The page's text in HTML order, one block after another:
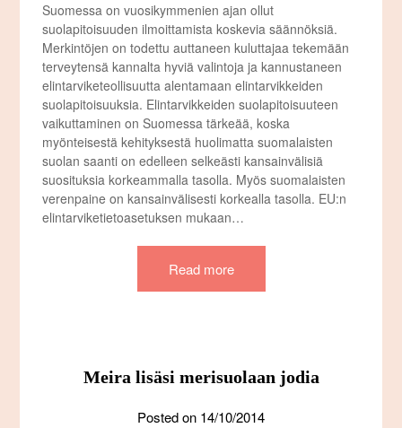
Suomessa on vuosikymmenien ajan ollut
suolapitoisuuden ilmoittamista koskevia säännöksiä.
Merkintöjen on todettu auttaneen kuluttajaa tekemään
terveytensä kannalta hyviä valintoja ja kannustaneen
elintarviketeollisuutta alentamaan elintarvikkeiden
suolapitoisuuksia. Elintarvikkeiden suolapitoisuuteen
vaikuttaminen on Suomessa tärkeää, koska
myönteisestä kehityksestä huolimatta suomalaisten
suolan saanti on edelleen selkeästi kansainvälisiä
suosituksia korkeammalla tasolla. Myös suomalaisten
verenpaine on kansainvälisesti korkealla tasolla. EU:n
elintarviketietoasetuksen mukaan…
Read more
Meira lisäsi merisuolaan jodia
Posted on 14/10/2014